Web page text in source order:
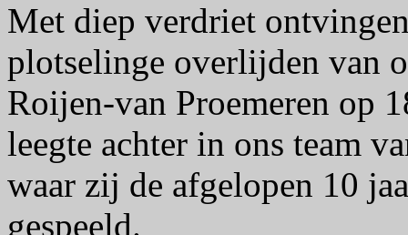
Met diep verdriet
plotselinge overlijden van
Roijen-van Proemeren op
leegte achter in ons team
waar zij de afgelopen 10
gespeeld.